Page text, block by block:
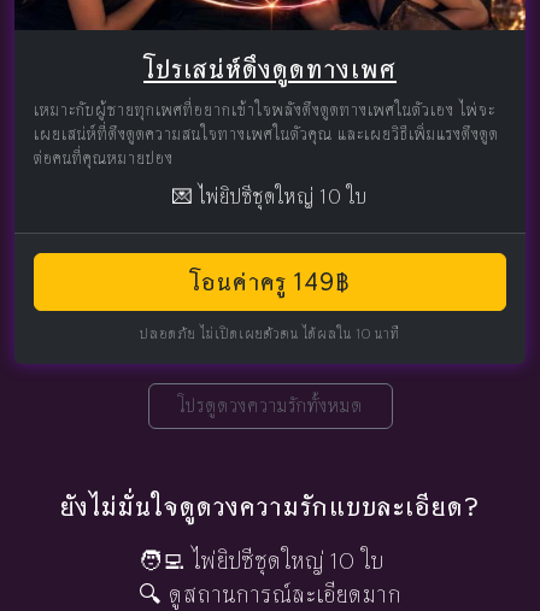
โปรเสน่ห์ดึงดูดทางเพศ
เหมาะกับผู้ชายทุกเพศที่อยากเข้าใจพลังดึงดูดทางเพศในตัวเอง ไพ่จะ
เผยเสน่ห์ที่ดึงดูดความสนใจทางเพศในตัวคุณ และเผยวิธีเพิ่มแรงดึงดูด
ต่อคนที่คุณหมายปอง
💌 ไพ่ยิปซีชุดใหญ่ 10 ใบ
โอนค่าครู 149฿
ปลอดภัย ไม่เปิดเผยตัวตน ได้ผลใน 10 นาที
โปรดูดวงความรักทั้งหมด
ยังไม่มั่นใจดูดวงความรักแบบละเอียด?
🧑‍💻 ไพ่ยิปซีชุดใหญ่ 10 ใบ
🔍 ดูสถานการณ์ละเอียดมาก